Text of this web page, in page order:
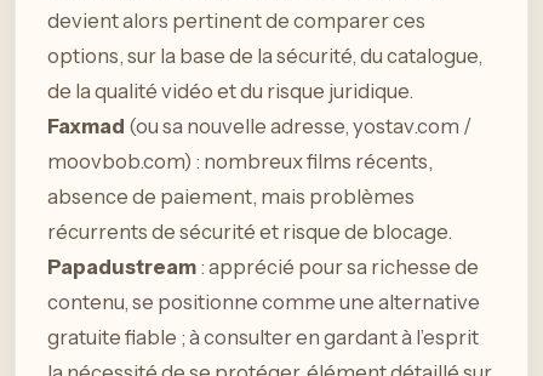
devient alors pertinent de comparer ces
options, sur la base de la sécurité, du catalogue,
de la qualité vidéo et du risque juridique.
Faxmad (ou sa nouvelle adresse, yostav.com /
moovbob.com) : nombreux films récents,
absence de paiement, mais problèmes
récurrents de sécurité et risque de blocage.
Papadustream : apprécié pour sa richesse de
contenu, se positionne comme une alternative
gratuite fiable ; à consulter en gardant à l’esprit